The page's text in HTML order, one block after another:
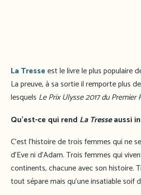
La Tresseest le livre le plus populaire
La preuve, à sa sortie il remporte plus
lesquels Le Prix Ulysse 2017 du Premier
Qu’est-ce qui rend La Tresseaussi
C’est l’histoire de trois femmes qui ne
d’Eve ni d’Adam. Trois femmes qui
continents, chacune avec son histoire.
tout sépare mais qu’une insatiable soif